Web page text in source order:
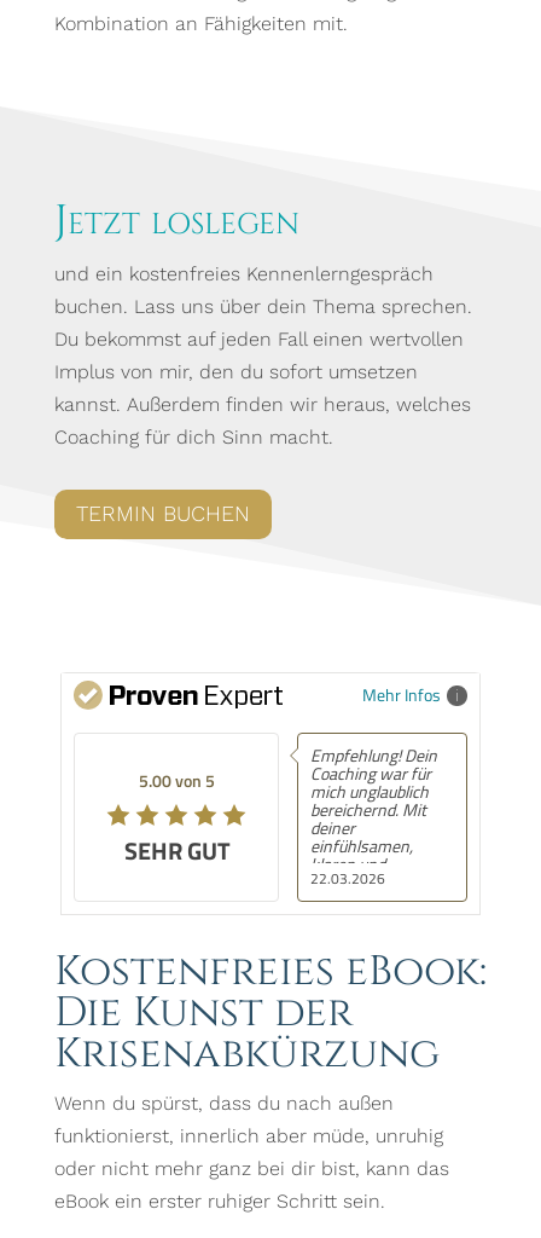
Kombination an Fähigkeiten mit.
Jetzt loslegen
und ein kostenfreies Kennenlerngespräch
buchen. Lass uns über dein Thema sprechen.
Du bekommst auf jeden Fall einen wertvollen
Implus von mir, den du sofort umsetzen
kannst. Außerdem finden wir heraus, welches
Coaching für dich Sinn macht.
TERMIN BUCHEN
Mehr Infos
5.00 von 5
SEHR GUT
22.03.2026
Empfehlung! Dein
Coaching war für
mich unglaublich
bereichernd. Mit
deiner
einfühlsamen,
klaren und
gleichzeitig
stärkenden Art
hast du mir
Perspektiven zu
gewinnen und vor
allem viele
praxisnahe Tipps
mitzunehmen, die
ich direkt im Alltag
umsetzen kann. Ich
gesehen,
verstanden und
wertgeschätzt
gefühlt. Danke für
deine wertvolle
Begleitung – ich
kann dich von
Kostenfreies eBook:
Die Kunst der
Krisenabkürzung
Wenn du spürst, dass du nach außen
funktionierst, innerlich aber müde, unruhig
oder nicht mehr ganz bei dir bist, kann das
eBook ein erster ruhiger Schritt sein.